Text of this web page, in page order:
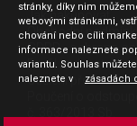
Jak nakupovat
Obchodní
GDPR - ochrana
Profil zadavatele
Sdělení před
stránky, díky nim
webovými stránkami,
chování nebo cílit
informace naleznete
variantu. Souhlas
naleznete v
zásadách